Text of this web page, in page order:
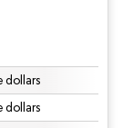
dollars
dollars